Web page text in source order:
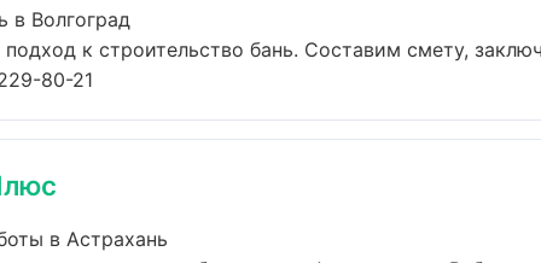
в Волгоград
к строительство бань. Составим смету,
80-21
в Астрахань